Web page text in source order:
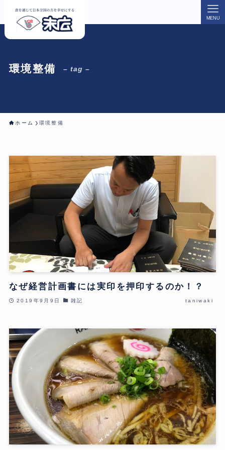
MENU
環境整備 – tag –
ホーム 環境整備
なぜ経営計画書には実印を押印するのか！？
2019年9月9日 雑記 taniwaki